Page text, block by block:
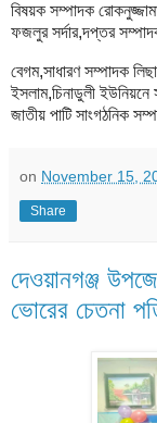
বিষয়ক সম্পাদক
ফজলুর সর্দার,দপ্তর
বেগম,সাধারণ সম্পাদক
ইসলাম,চিনাডুলী ইউনিয়নে
জাতীয় পাটি সাংগঠনিক
on November 15,
Share
দেওয়ানগঞ্জ
ভোরের চেতনা